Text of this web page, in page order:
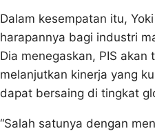
Dalam kesempatan itu,
harapannya bagi industri
Dia menegaskan, PIS
melanjutkan kinerja yang
dapat bersaing di tingkat
“Salah satunya dengan